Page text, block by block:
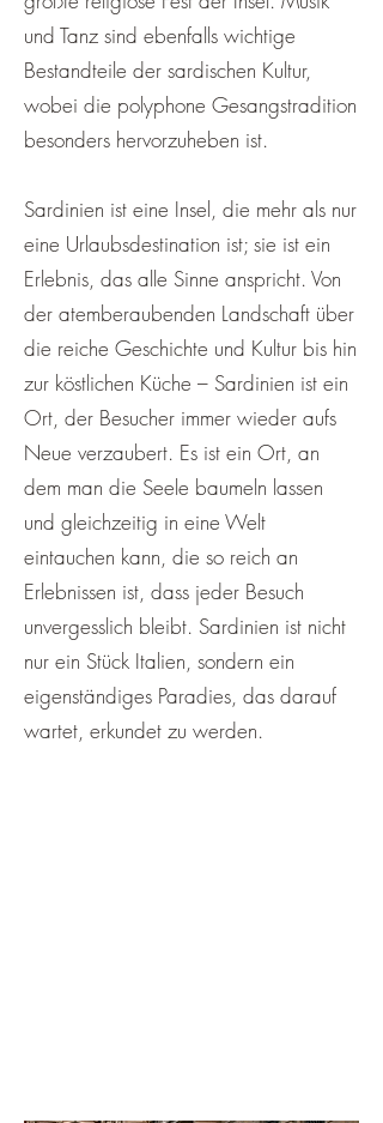
und Tanz sind ebenfalls wichtige
Bestandteile der sardischen Kultur,
wobei die polyphone Gesangstradition
besonders hervorzuheben ist.
Sardinien ist eine Insel, die mehr als nur
eine Urlaubsdestination ist; sie ist ein
Erlebnis, das alle Sinne anspricht. Von
der atemberaubenden Landschaft über
die reiche Geschichte und Kultur bis hin
zur köstlichen Küche – Sardinien ist ein
Ort, der Besucher immer wieder aufs
Neue verzaubert. Es ist ein Ort, an
dem man die Seele baumeln lassen
und gleichzeitig in eine Welt
eintauchen kann, die so reich an
Erlebnissen ist, dass jeder Besuch
unvergesslich bleibt. Sardinien ist nicht
nur ein Stück Italien, sondern ein
eigenständiges Paradies, das darauf
wartet, erkundet zu werden.